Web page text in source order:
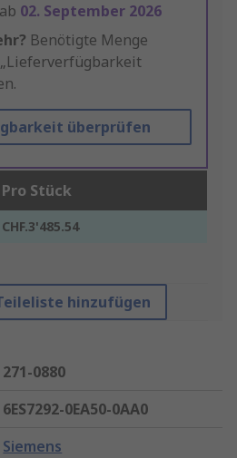
02. September 2026
Benötigte Menge
überprüfen
Pro Stück
CHF.3'485.54
hinzufügen
271-0880
6ES7292-0EA50-0AA0
Siemens